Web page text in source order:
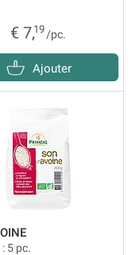
€ 7,19 /pc.
Ajouter
5 pc.